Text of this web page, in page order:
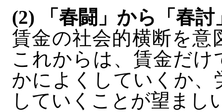
(2) 「春闘」から「春討
賃金の社会的横断を意
これからは、賃金だ
かによくしていくか、
していくことが望まし